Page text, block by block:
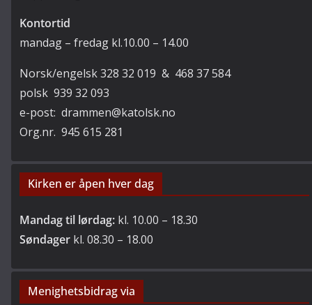
Kontortid
mandag – fredag kl.10.00 – 14.00
Norsk/engelsk 328 32 019 & 468 37 584
polsk 939 32 093
e-post: drammen@katolsk.no
Org.nr. 945 615 281
Kirken er åpen hver dag
Mandag til lørdag: kl. 10.00 – 18.30
Søndager kl. 08.30 – 18.00
Menighetsbidrag via